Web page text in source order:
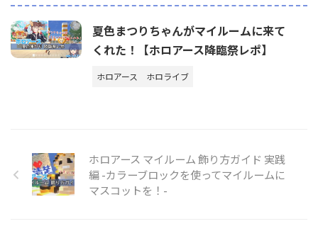
夏色まつりちゃんがマイルームに来て
くれた！【ホロアース降臨祭レポ】
ホロアース ホロライブ
ホロアース マイルーム 飾り方ガイド 実践
編 -カラーブロックを使ってマイルームに
マスコットを！-